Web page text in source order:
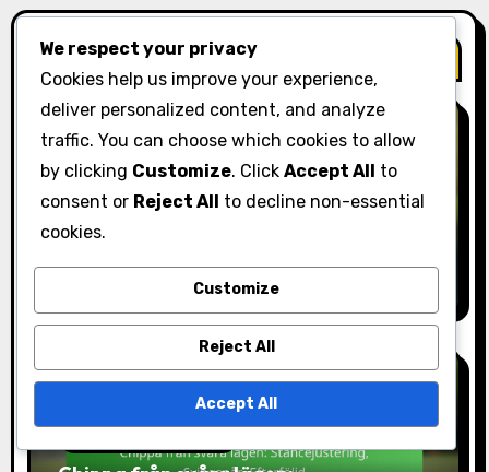
Related Post
Chippningstekniker
Grundläggande chip-slag: Stance-
bredd, Svingbana, Efterföljd
Lila Hawthorne 09/02/2026
We respect your privacy
Cookies help us improve your experience,
deliver personalized content, and analyze
traffic. You can choose which cookies to allow
by clicking Customize. Click Accept All to
consent or Reject All to decline non-essential
cookies.
Customize
Reject All
Accept All